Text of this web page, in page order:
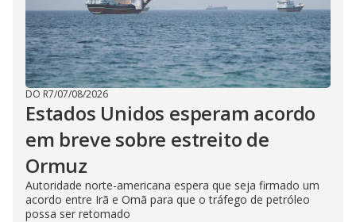
DO R7/07/08/2026
Estados Unidos esperam acordo
em breve sobre estreito de
Ormuz
Autoridade norte-americana espera que seja firmado um
acordo entre Irã e Omã para que o tráfego de petróleo
possa ser retomado